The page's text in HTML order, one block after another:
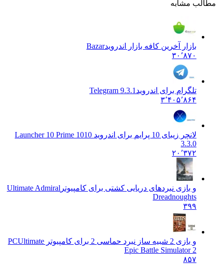
مطالب مشابه
بازار آخرین کافه بازار اندرویدBazar
۳۰٬۸۷۰
تلگرام برای اندروید Telegram 9.3.1
۳٬۴۰۵٬۸۶۴
لانچر زیبای 10 پرایم برای اندروید 10
10 Launcher 10 Prime
3.3.0
۲۰٬۳۷۲
و بازی نبردهای دریایی کشتی برای کامپیوتر Ultimate Admiral
Dreadnoughts
۳۹۹
و بازی 2 شبیه ساز نبرد حماسی 2 برای کامپیوتر PC
Ultimate
Epic Battle Simulator 2
۸۵۷